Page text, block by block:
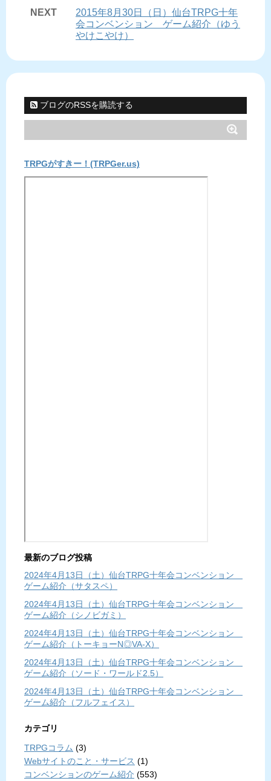
NEXT
2015年8月30日（日）仙台TRPG十年
会コンベンション ゲーム紹介（ゆう
やけこやけ）
ブログのRSSを購読する
TRPGがすきー！(TRPGer.us)
最新のブログ投稿
2024年4月13日（土）仙台TRPG十年会コンベンション
ゲーム紹介（サタスペ）
2024年4月13日（土）仙台TRPG十年会コンベンション
ゲーム紹介（シノビガミ）
2024年4月13日（土）仙台TRPG十年会コンベンション
ゲーム紹介（トーキョーN◎VA-X）
2024年4月13日（土）仙台TRPG十年会コンベンション
ゲーム紹介（ソード・ワールド2.5）
2024年4月13日（土）仙台TRPG十年会コンベンション
ゲーム紹介（フルフェイス）
カテゴリ
TRPGコラム (3)
Webサイトのこと・サービス (1)
コンベンションのゲーム紹介 (553)